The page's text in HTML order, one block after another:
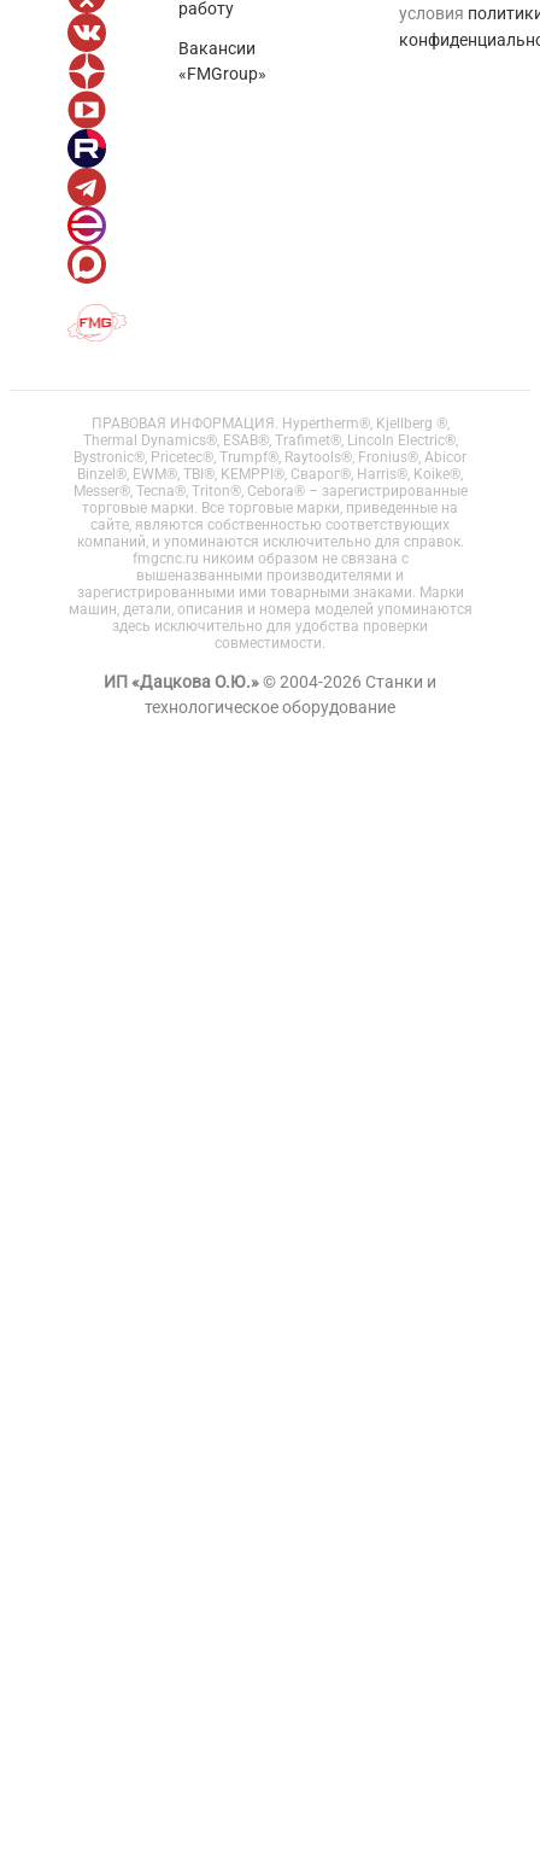
работу
Вакансии
«FMGroup»
условия
ПРАВОВАЯ ИНФОРМАЦИЯ. Hypertherm®, Kjellberg ®,
Thermal Dynamics®, ESAB®, Trafimet®, Lincoln Electric®,
Bystronic®, Pricetec®, Trumpf®, Raytools®, Fronius®, Abicor
Binzel®, EWM®, TBI®, KEMPPI®, Сварог®, Harris®, Koike®,
Messer®, Tecna®, Triton®, Cebora® – зарегистрированные
торговые марки. Все торговые марки, приведенные на
сайте, являются собственностью соответствующих
компаний, и упоминаются исключительно для справок.
fmgcnc.ru никоим образом не связана с
вышеназванными производителями и
зарегистрированными ими товарными знаками. Марки
машин, детали, описания и номера моделей упоминаются
здесь исключительно для удобства проверки
совместимости.
ИП «Дацкова О.Ю.»© 2004-2026 Станки и
технологическое оборудование